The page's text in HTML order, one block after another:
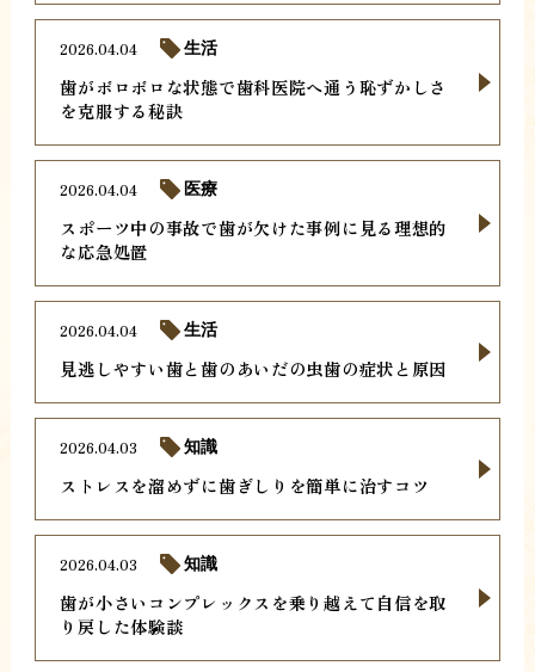
歯がボロボロな状態で歯科医院へ通う恥ずかしさ
を克服する秘訣
2026.04.04 生活
スポーツ中の事故で歯が欠けた事例に見る理想的
な応急処置
2026.04.04 医療
見逃しやすい歯と歯のあいだの虫歯の症状と原因
2026.04.04 生活
ストレスを溜めずに歯ぎしりを簡単に治すコツ
2026.04.03 知識
歯が小さいコンプレックスを乗り越えて自信を取
り戻した体験談
2026.04.03 知識